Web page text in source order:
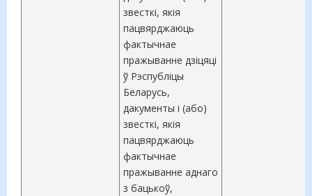
звесткі, якія
пацвярджаюць
фактычнае
пражыванне дзіцяці
ў Рэспубліцы
Беларусь,
дакументы і (або)
звесткі, якія
пацвярджаюць
фактычнае
пражыванне аднаго
з бацькоў,